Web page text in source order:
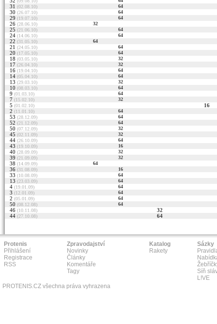
31 (02.08.10) 64
30 (26.07.10) 64
29 (19.07.10) 64
26 (28.06.10) 32
25 (21.06.10) 64
24 (14.06.10) 64
22 (31.05.10) 64
21 (24.05.10) 64
20 (17.05.10) 64
18 (03.05.10) 32
17 (26.04.10) 32
16 (19.04.10) 64
14 (05.04.10) 64
13 (29.03.10) 32
10 (08.03.10) 64
9 (01.03.10) 64
7 (15.02.10) 32
5 (01.02.10)
16
2 (11.01.10) 64
53 (28.12.09) 64
52 (21.12.09) 64
50 (07.12.09) 32
45 (02.11.09) 32
44 (26.10.09) 64
43 (19.10.09) 16
40 (28.09.09) 32
39 (21.09.09) 32
38 (14.09.09) 64
36 (31.08.09) 16
33 (10.08.09) 64
13 (23.03.09) 64
4 (19.01.09) 64
3 (12.01.09) 64
2 (05.01.09) 64
50 (08.12.08) 64
46 (10.11.08)
32
44 (27.10.08) 64
Protenis
Přihlášení
Registrace
RSS
Zpravodajství
Novinky
Články
Komentáře
Tagy
Katalog
Rakety
Sázky
Síň
L!VE
PROTENIS.CZ všechna práva vyhrazena